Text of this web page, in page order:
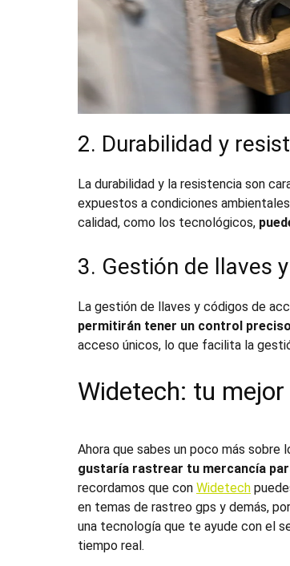
2. Durabilidad y
La durabilidad y la resistencia son
expuestos a condiciones
calidad, como los tecnológicos,
3. Gestión de llaves
La gestión de llaves y códigos de
permitirán tener un control
acceso únicos, lo que facilita la
Widetech: tu
Ahora que sabes un poco más sobre
gustaría rastrear tu mercancía
recordamos que con Widetech
en temas de rastreo gps y demás,
una tecnología que te ayude con el
tiempo real.